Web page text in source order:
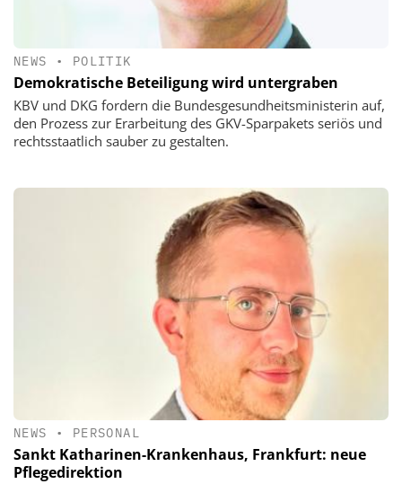
NEWS • POLITIK
Demokratische Beteiligung wird untergraben
KBV und DKG fordern die Bundesgesundheitsministerin auf,
den Prozess zur Erarbeitung des GKV-Sparpakets seriös und
rechtsstaatlich sauber zu gestalten.
NEWS • PERSONAL
Sankt Katharinen-Krankenhaus, Frankfurt: neue
Pflegedirektion